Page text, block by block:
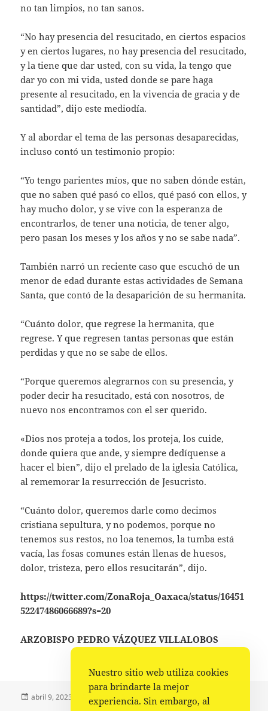
no tan limpios, no tan sanos.
“No hay presencia del resucitado, en ciertos espacios
y en ciertos lugares, no hay presencia del resucitado,
y la tiene que dar usted, con su vida, la tengo que
dar yo con mi vida, usted donde se pare haga
presente al resucitado, en la vivencia de gracia y de
santidad”, dijo este mediodía.
Y al abordar el tema de las personas desaparecidas,
incluso contó un testimonio propio:
“Yo tengo parientes míos, que no saben dónde están,
que no saben qué pasó co ellos, qué pasó con ellos, y
hay mucho dolor, y se vive con la esperanza de
encontrarlos, de tener una noticia, de tener algo,
pero pasan los meses y los años y no se sabe nada”.
También narró un reciente caso que escuchó de un
menor de edad durante estas actividades de Semana
Santa, que contó de la desaparición de su hermanita.
“Cuánto dolor, que regrese la hermanita, que
regrese. Y que regresen tantas personas que están
perdidas y que no se sabe de ellos.
“Porque queremos alegrarnos con su presencia, y
poder decir ha resucitado, está con nosotros, de
nuevo nos encontramos con el ser querido.
«Dios nos proteja a todos, los proteja, los cuide,
donde quiera que ande, y siempre dedíquense a
hacer el bien”, dijo el prelado de la iglesia Católica,
al rememorar la resurrección de Jesucristo.
“Cuánto dolor, queremos darle como decimos
cristiana sepultura, y no podemos, porque no
tenemos sus restos, no loa tenemos, la tumba está
vacía, las fosas comunes están llenas de huesos,
dolor, tristeza, pero ellos resucitarán”, dijo.
https://twitter.com/ZonaRoja_Oaxaca/status/16451
52247486066689?s=20
ARZOBISPO PEDRO VÁZQUEZ VILLALOBOS
Publicado
abril 9, 2023 Categorías
Estado
Nuestro sitio web utiliza cookies
para brindarte la mejor
experiencia. Sin embargo, al